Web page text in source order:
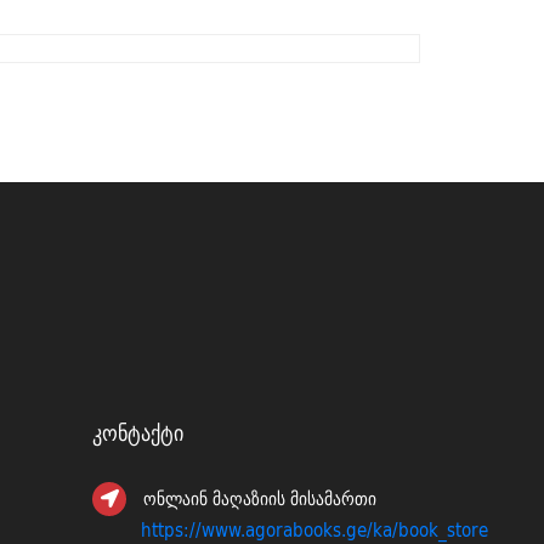
Კონტაქტი
ონლაინ მაღაზიის მისამართი
https://www.agorabooks.ge/ka/book_store